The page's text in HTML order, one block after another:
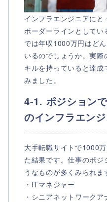
インフラエンジニアに
ボーダーラインとして
では年収1000万円はど
いるのでしょうか。実際
キルを持っていると達
みました。
4-1. ポジション
のインフラエン
大手転職サイトで1000
た結果です。仕事のポジ
うなものが多くみられま
・ITマネジャー
・シニアネットワークア